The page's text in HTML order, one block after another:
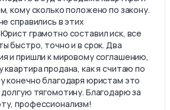
кому сколько положено по закону.
справились в этих
грамотно составил иск, все
быстро, точно и в срок. Два
и пришли к мировому соглашению,
квартира продана, как я считаю по
конечно благодаря юристам это
тягомотину. Благодарю за
профессионализм!